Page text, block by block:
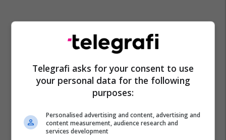
Telegrafi asks for your consent to use
your personal data for the following
purposes:
Personalised advertising and content, advertising and
content measurement, audience research and
services development